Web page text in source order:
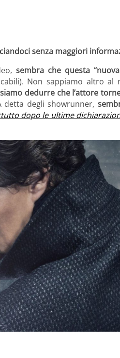
senza maggiori
sembra che questa
Non sappiamo altro al
dedurre che l’attore
detta degli showrunner,
dopo le ultime